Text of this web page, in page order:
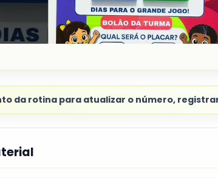
da rotina para atualizar o número,